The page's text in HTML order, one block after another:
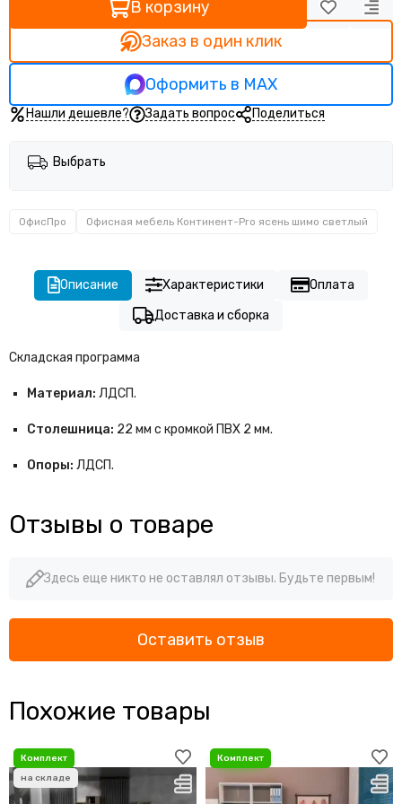
(Ясень шимо
светлый)
(Ясень шимо
светлый)
В корзину
Заказ в один клик
Оформить в MAX
Нашли дешевле? Задать вопрос Поделиться
Выбрать
ОфисПро Офисная мебель Континент-Pro ясень шимо светлый
Описание Характеристики
Оплата
Доставка и сборка
Складская программа
Материал: ЛДСП.
Столешница: 22 мм с кромкой ПВХ 2 мм.
Опоры: ЛДСП.
Отзывы о товаре
Здесь еще никто не оставлял отзывы. Будьте первым!
Оставить отзыв
Похожие товары